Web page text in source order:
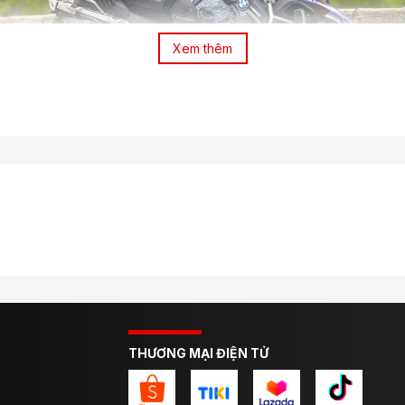
di chuyển thường xuyên trong điều kiện thời tiết nóng
– loại vải dày, bền, có khả năng chống mài mòn,
Xem thêm
THƯƠNG MẠI ĐIỆN TỬ